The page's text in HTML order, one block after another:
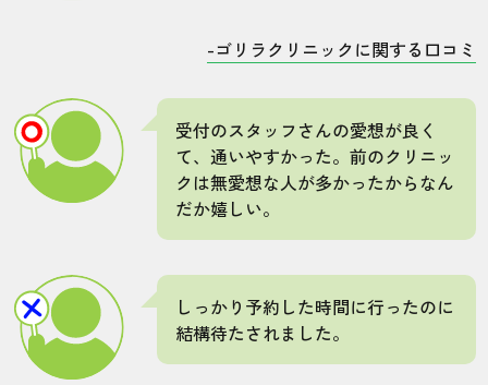
-ゴリラクリニックに関する口コミ
受付のスタッフさんの愛想が良く
て、通いやすかった。前のクリニッ
クは無愛想な人が多かったからなん
だか嬉しい。
しっかり予約した時間に行ったのに
結構待たされました。